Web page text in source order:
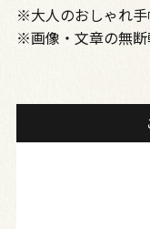
※大人のおしゃれ
※画像・文章の無